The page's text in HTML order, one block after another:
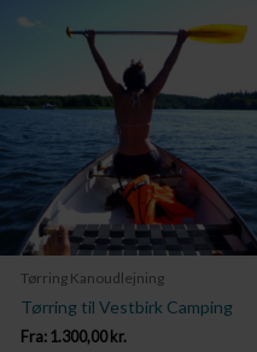
Tørring Kanoudlejning
Tørring til Vestbirk Camping
Fra: 1.300,00 kr.